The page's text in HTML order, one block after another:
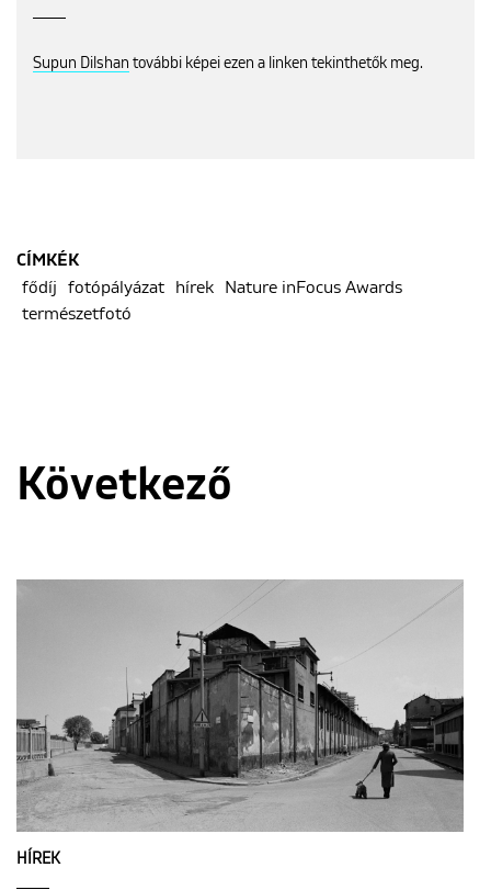
Supun Dilshan további képei ezen a linken tekinthetők meg.
CÍMKÉK
fődíj
fotópályázat hírek
Nature inFocus Awards
természetfotó
Következő
HÍREK